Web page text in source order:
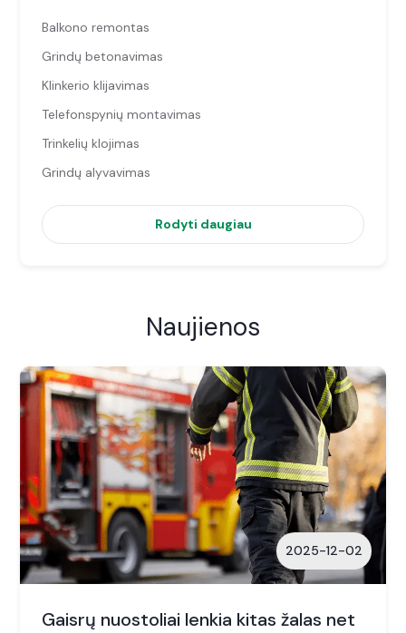
Balkono remontas
Grindų betonavimas
Klinkerio klijavimas
Telefonspynių montavimas
Trinkelių klojimas
Grindų alyvavimas
Rodyti daugiau
Naujienos
2025-12-02
Gaisrų nuostoliai lenkia kitas žalas net